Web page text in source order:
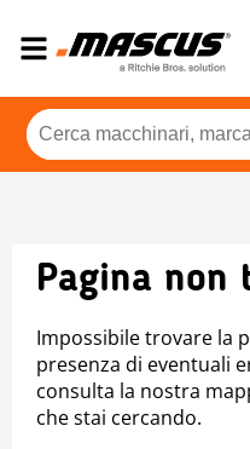
Pagina non
Impossibile trovare la
presenza di eventuali
consulta la nostra
che stai cercando.